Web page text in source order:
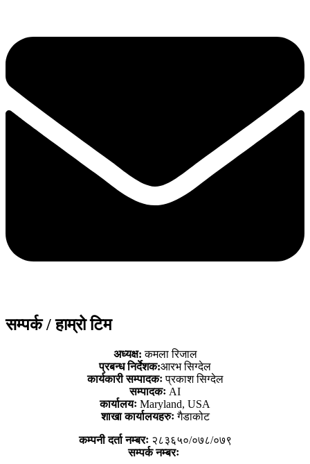
सम्पर्क / हाम्रो टिम
अध्यक्ष:कमला रिजाल
प्रबन्ध निर्देशक:आरभ सिग्देल
कार्यकारी सम्पादकःप्रकाश सिग्देल
सम्पादकः AI
कार्यालयः Maryland, USA
शाखा कार्यालयहरुःगैडाकोट
कम्पनी दर्ता नम्बरः२८३६५०/०७८/०७९
सम्पर्क नम्बरः